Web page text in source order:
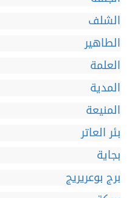
الشلف
الطاهير
العلمة
المدية
المنيعة
بئر العاتر
بجاية
برج بوعريريج